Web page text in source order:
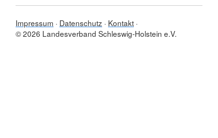
Impressum Datenschutz
Kontakt
© 2026 Landesverband Schleswig-Holstein e.V.